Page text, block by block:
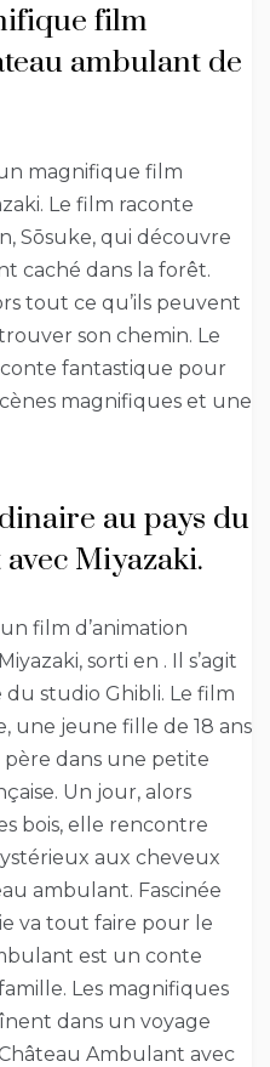
film
ambulant de
magnifique film
Le film raconte
Sōsuke, qui découvre
caché dans la forêt.
tout ce qu’ils peuvent
son chemin. Le
fantastique pour
magnifiques et une
au pays du
Miyazaki.
film d’animation
sorti en . Il s’agit
studio Ghibli. Le film
une jeune fille de 18 ans
père dans une petite
Un jour, alors
bois, elle rencontre
aux cheveux
ambulant. Fascinée
va tout faire pour le
est un conte
Les magnifiques
dans un voyage
Ambulant avec